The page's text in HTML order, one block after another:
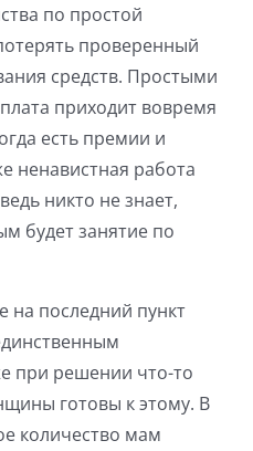
по простой
проверенный
средств. Простыми
приходит вовремя
есть премии и
ненавистная работа
никто не знает,
будет занятие по
на последний пункт
при решении что-то
готовы к этому. В
количество мам